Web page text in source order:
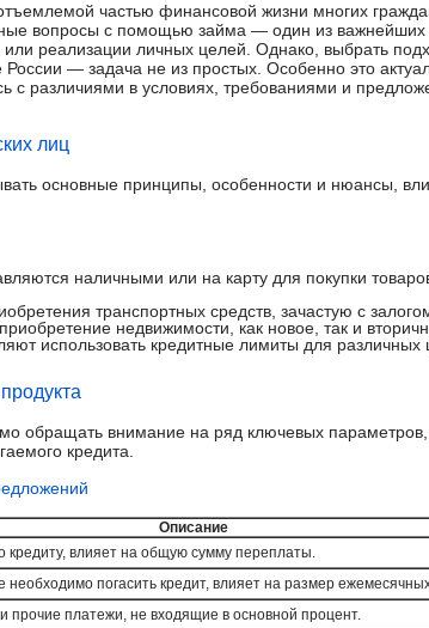
частью финансовой жизни многих
вопросы с помощью займа — один из важнейших
или реализации личных целей. Однако, выбрать
— задача не из простых. Особенно это
с различиями в условиях, требованиями и
лиц
основные принципы, особенности и нюансы,
наличными или на карту для покупки
транспортных средств, зачастую с
недвижимости, как новое, так и
использовать кредитные лимиты для различных
обращать внимание на ряд ключевых
кредита.
Описание
кредиту, влияет на общую сумму переплаты.
необходимо погасить кредит, влияет на размер
прочие платежи, не входящие в основной процент.